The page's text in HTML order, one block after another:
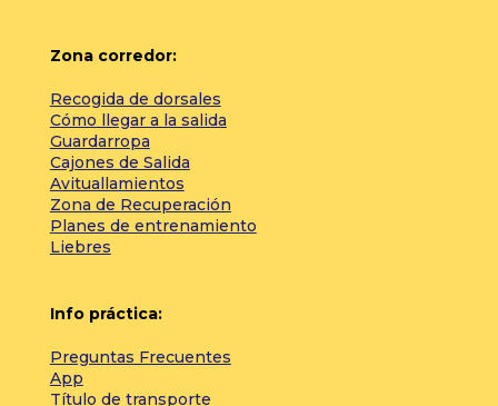
Zona corredor:
Recogida de dorsales
Cómo llegar a la salida
Guardarropa
Cajones de Salida
Avituallamientos
Zona de Recuperación
Planes de entrenamiento
Liebres
Info práctica:
Preguntas Frecuentes
App
Título de transporte